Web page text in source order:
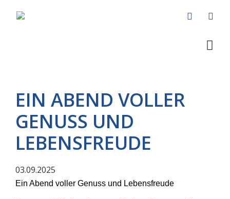
EIN ABEND VOLLER
GENUSS UND
LEBENSFREUDE
03.09.2025
Ein Abend voller Genuss und Lebensfreude